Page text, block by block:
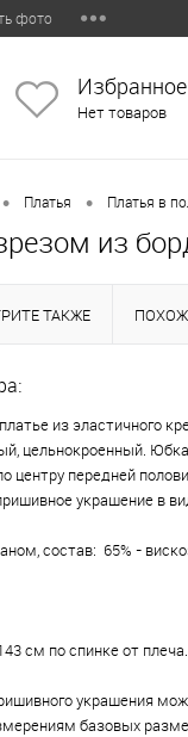
фото
Избранное
Нет товаров
• Платья • Платья в
из
ТАКЖЕ
из эластичного
цельнокроенный.
центру передней
украшение в
состав: 65% -
см по спинке от плеча.
украшения
базовых